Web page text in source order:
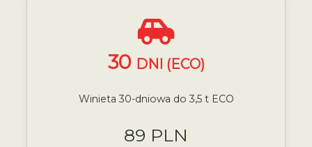
30 DNI (ECO)
Winieta 30-dniowa do 3,5 t ECO
89 PLN